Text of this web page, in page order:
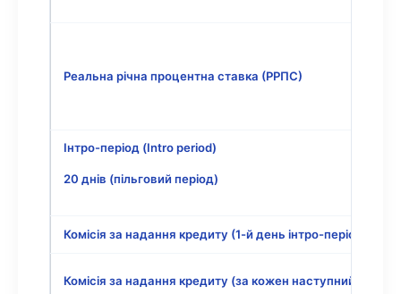
Реальна річна процентна ставка (РРПС)
Інтро-період (Intro period)
20 днів (пільговий період)
Комісія за надання кредиту (1-й день інтро-періоду)
Комісія за надання кредиту (за кожен наступний день)